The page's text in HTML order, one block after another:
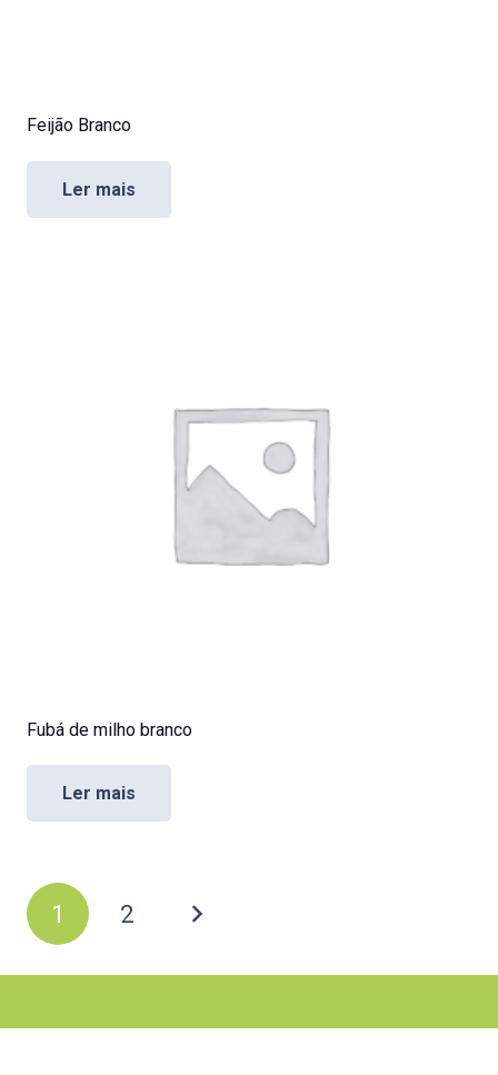
Feijão Branco
Ler mais
Fubá de milho branco
Ler mais
Paginação
de
posts
1 2